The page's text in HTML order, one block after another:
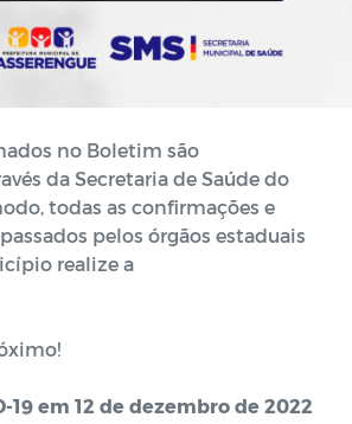
no Boletim são
da Secretaria de Saúde do
todas as confirmações e
pelos órgãos estaduais
realize a
19 em 12 de dezembro de 2022